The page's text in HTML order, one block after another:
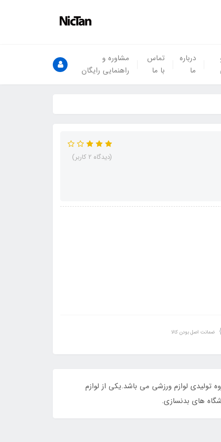
درباره
ما
تماس
با ما
مشاوره و
راهنمایی رایگان
(دیدگاه 2 کاربر)
ضمانت اصل بودن کالا
تولیدی لوازم ورزشی می باشد.یکی از لوازم
های بدنسازی.